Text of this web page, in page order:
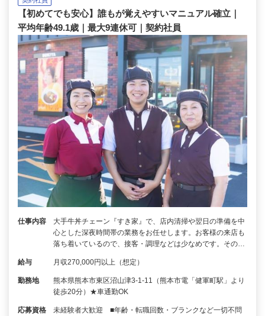
【初めてでも安心】誰もが覚えやすいマニュアル確立｜
平均年齢49.1歳｜最大9連休可｜契約社員
仕事内容
大手牛丼チェーン『すき家』で、店内清掃や翌日の準備を中
心とした深夜時間帯の業務をお任せします。お客様の来店も
落ち着いているので、接客・調理などは少なめです。その…
給与 月収270,000円以上（想定）
勤務地
熊本県熊本市東区沼山津3-1-11（熊本市電「健軍町駅」より
徒歩20分）★車通勤OK
応募資格
未経験者大歓迎 ■年齢・転職回数・ブランクなど一切不問